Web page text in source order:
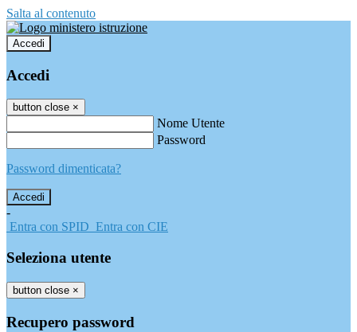
Salta al contenuto
Accedi
Accedi
button close ×
Nome Utente
Password
Password dimenticata?
-
Entra con SPID Entra con CIE
Seleziona utente
button close ×
Recupero password